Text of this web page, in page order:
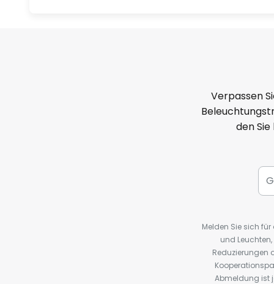
Verpassen
den
Melden Sie sich
und
Reduzierungen
Abmeldung ist